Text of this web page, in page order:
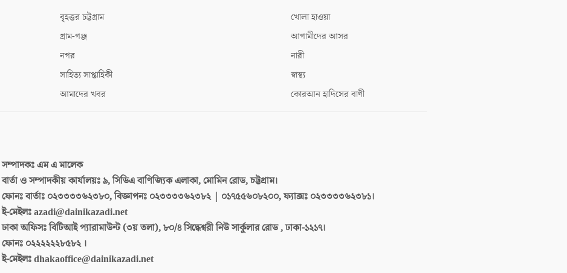
বৃহত্তর চট্টগ্রাম
গ্রাম-গঞ্জ
নগর
সাহিত্য সাপ্তাহিকী
আমাদের খবর
খোলা হাওয়া
আগামীদের আসর
নারী
স্বাস্থ্য
কোরআন হাদিসের বাণী
সম্পাদকঃএম এ মালেক
বার্তা ও সম্পাদকীয় কার্যালয়ঃ৯, সিডিএ বাণিজ্যিক এলাকা, মোমিন রোড, চট্টগ্রাম।
ফোনঃ বার্তাঃ ০২৩৩৩৩৬২৩৮০, বিজ্ঞাপনঃ ০২৩৩৩৩৬২৩৮২ | ০১৭৫৫৬০৮২০০, ফ্যাক্সঃ ০২৩৩৩৩৬২৩৮১।
ই-মেইলঃazadi@dainikazadi.net
ঢাকা অফিসঃবিটিআই প্যারামাউন্ট (৩য় তলা), ৮০/৪ সিদ্ধেশ্বরী নিউ সার্কুলার রোড , ঢাকা-১২১৭।
ফোনঃ ০২২২২২২৮৫৮২ ।
ই-মেইলঃdhakaoffice@dainikazadi.net